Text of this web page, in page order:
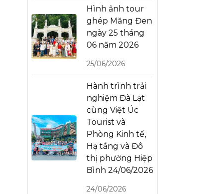
Hình ảnh tour
ghép Măng Đen
ngày 25 tháng
06 năm 2026
25/06/2026
Hành trình trải
nghiệm Đà Lạt
cùng Việt Úc
Tourist và
Phòng Kinh tế,
Hạ tầng và Đô
thị phường Hiệp
Bình 24/06/2026
24/06/2026